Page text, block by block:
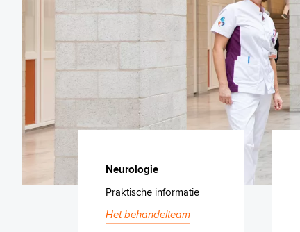
Neurologie
Praktische informatie
Het behandelteam